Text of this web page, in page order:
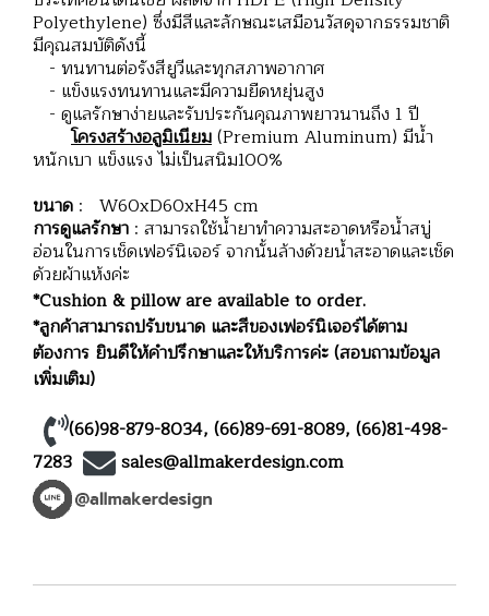
Polyethylene) ซึ่งมีสีและลักษณะเสมือนวัสดุจากธรรมชาติ
มีคุณสมบัติดังนี้
- ทนทานต่อรังสียูวีและทุกสภาพอากาศ
- แข็งแรงทนทานและมีความยืดหยุ่นสูง
- ดูแลรักษาง่ายและรับประกันคุณภาพยาวนานถึง 1 ปี
โครงสร้างอลูมิเนียม(Premium Aluminum) มีน้ำ
หนักเบา แข็งแรง ไม่เป็นสนิม100%
ขนาด : W60xD60xH45 cm
การดูแลรักษา : สามารถใช้น้ำยาทำความสะอาดหรือน้ำสบู่
อ่อนในการเช็ดเฟอร์นิเจอร์ จากนั้นล้างด้วยน้ำสะอาดและเช็ด
ด้วยผ้าแห้งค่ะ
*Cushion & pillow are available to order.
*ลูกค้าสามารถปรับขนาด และสีของเฟอร์นิเจอร์ได้ตาม
ต้องการ ยินดีให้คำปรึกษาและให้บริการค่ะ (สอบถามข้อมูล
เพิ่มเติม)
(66)98-879-8034, (66)89-691-8089, (66)81-498-
7283
sales@allmakerdesign.com